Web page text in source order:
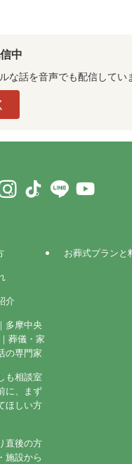
中
な話を音声でも配信してい
介
多摩中央
葬儀・家
の専門家
も相談室
に、まず
ほしい方
直後の方
施設から
お葬式プランと